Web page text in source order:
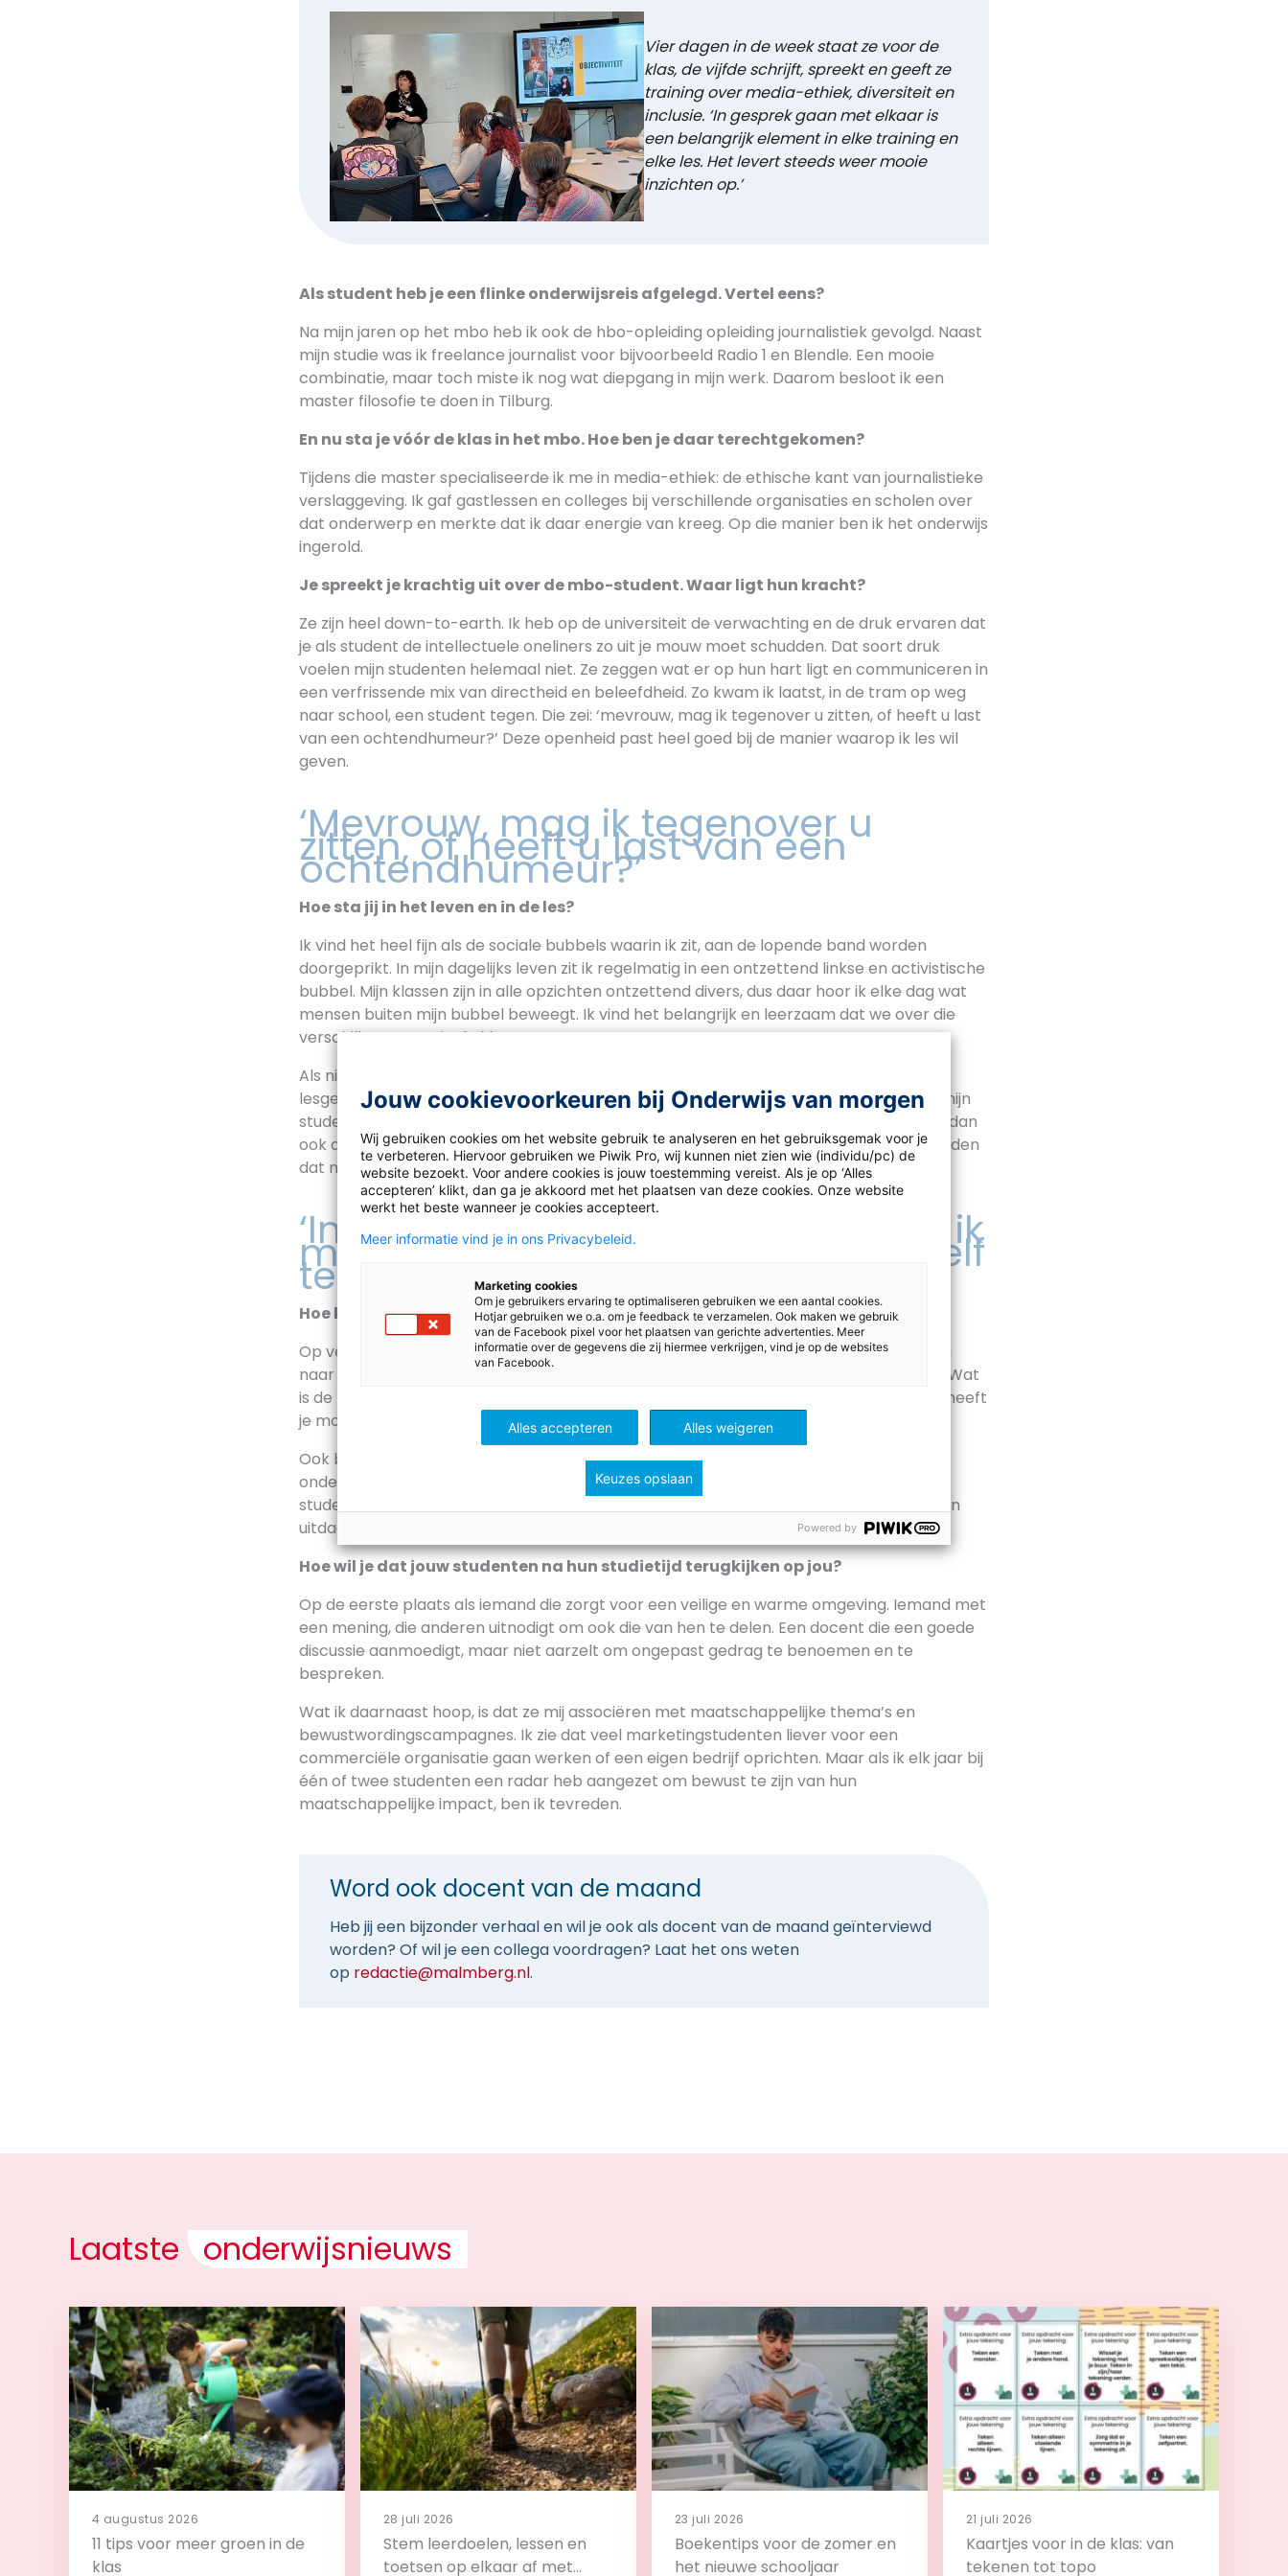
Vier dagen in de week staat ze voor de
klas, de vijfde schrijft, spreekt en geeft ze
training over media-ethiek, diversiteit en
inclusie. ‘In gesprek gaan met elkaar is
een belangrijk element in elke training en
elke les. Het levert steeds weer mooie
inzichten op.’
Als student heb je een flinke onderwijsreis afgelegd. Vertel eens?
Na mijn jaren op het mbo heb ik ook de hbo-opleiding opleiding journalistiek gevolgd. Naast
mijn studie was ik freelance journalist voor bijvoorbeeld Radio 1 en Blendle. Een mooie
combinatie, maar toch miste ik nog wat diepgang in mijn werk. Daarom besloot ik een
master filosofie te doen in Tilburg.
En nu sta je vóór de klas in het mbo. Hoe ben je daar terechtgekomen?
Tijdens die master specialiseerde ik me in media-ethiek: de ethische kant van journalistieke
verslaggeving. Ik gaf gastlessen en colleges bij verschillende organisaties en scholen over
dat onderwerp en merkte dat ik daar energie van kreeg. Op die manier ben ik het onderwijs
ingerold.
Je spreekt je krachtig uit over de mbo-student. Waar ligt hun kracht?
Ze zijn heel down-to-earth. Ik heb op de universiteit de verwachting en de druk ervaren dat
je als student de intellectuele oneliners zo uit je mouw moet schudden. Dat soort druk
voelen mijn studenten helemaal niet. Ze zeggen wat er op hun hart ligt en communiceren in
een verfrissende mix van directheid en beleefdheid. Zo kwam ik laatst, in de tram op weg
naar school, een student tegen. Die zei: ‘mevrouw, mag ik tegenover u zitten, of heeft u last
van een ochtendhumeur?’ Deze openheid past heel goed bij de manier waarop ik les wil
geven.
‘Mevrouw, mag ik tegenover u
zitten, of heeft u last van een
ochtendhumeur?’
Hoe sta jij in het leven en in de les?
Ik vind het heel fijn als de sociale bubbels waarin ik zit, aan de lopende band worden
doorgeprikt. In mijn dagelijks leven zit ik regelmatig in een ontzettend linkse en activistische
bubbel. Mijn klassen zijn in alle opzichten ontzettend divers, dus daar hoor ik elke dag wat
mensen buiten mijn bubbel beweegt. Ik vind het belangrijk en leerzaam dat we over die
verschillen praten in de klas.
Als nieuwe docent ben ik bovendien nog volop mijn eigen weg aan het vinden in het
lesgeven. Ik probeer verschillende methoden uit. Daarbij helpt het mij ontzettend als mijn
studenten zich uit durven spreken over wat voor hen werkt en wat niet. Ik moedig hen dan
ook aan om dat te doen. In de hogere klassen werkt dat best aardig, de eerstejaars vinden
dat nog moeilijk en spannend.
‘In alle vakken die ik geef, probeer ik
mijn studenten kritisch naar zichzelf
te kijken.’
Hoe komen journalistiek en filosofie terug in jouw lessen?
Op verschillende manieren. In alle vakken die ik geef, probeer ik mijn studenten kritisch
naar zichzelf te kijken. Waarom maak je bepaalde keuzes? Waar komen die vandaan? Wat
is de rol van jouw opvoeding en omgeving? Hoe ga je om met anderen? Welke impact heeft
je mobiele telefoon op je leven?
Ook ben ik bezig om vakken over bewustwordingscampagnes te ontwikkelen. Dat
onderwerp heeft een duidelijke link met het bestaande vak burgerschap. Als ik mijn
studenten laat nadenken over manieren waarop je mensen bewust kan maken van een
uitdaging, activeer ik hun maatschappelijke betrokkenheid en kritische denkkracht.
Hoe wil je dat jouw studenten na hun studietijd terugkijken op jou?
Op de eerste plaats als iemand die zorgt voor een veilige en warme omgeving. Iemand met
een mening, die anderen uitnodigt om ook die van hen te delen. Een docent die een goede
discussie aanmoedigt, maar niet aarzelt om ongepast gedrag te benoemen en te
bespreken.
Wat ik daarnaast hoop, is dat ze mij associëren met maatschappelijke thema’s en
bewustwordingscampagnes. Ik zie dat veel marketingstudenten liever voor een
commerciële organisatie gaan werken of een eigen bedrijf oprichten. Maar als ik elk jaar bij
één of twee studenten een radar heb aangezet om bewust te zijn van hun
maatschappelijke impact, ben ik tevreden.
Word ook docent van de maand
Heb jij een bijzonder verhaal en wil je ook als docent van de maand geïnterviewd
worden? Of wil je een collega voordragen? Laat het ons weten
op redactie@malmberg.nl.
Laatste onderwijsnieuws
4 augustus 2026
11 tips voor meer groen in de
klas
28 juli 2026
Stem leerdoelen, lessen en
toetsen op elkaar af met
23 juli 2026
Boekentips voor de zomer en
het nieuwe schooljaar
21 juli 2026
Kaartjes voor in de klas: van
tekenen tot topo
Jouw cookievoorkeuren bij Onderwijs van morgen
Wij gebruiken cookies om het website gebruik te analyseren en het gebruiksgemak voor je
te verbeteren. Hiervoor gebruiken we Piwik Pro, wij kunnen niet zien wie (individu/pc) de
website bezoekt. Voor andere cookies is jouw toestemming vereist. Als je op ‘Alles
accepteren’ klikt, dan ga je akkoord met het plaatsen van deze cookies. Onze website
werkt het beste wanneer je cookies accepteert.
Meer informatie vind je in ons Privacybeleid.
Marketing cookies
Om je gebruikers ervaring te optimaliseren gebruiken we een aantal cookies.
Hotjar gebruiken we o.a. om je feedback te verzamelen. Ook maken we gebruik
van de Facebook pixel voor het plaatsen van gerichte advertenties. Meer
informatie over de gegevens die zij hiermee verkrijgen, vind je op de websites
van Facebook.
Alles accepteren Alles weigeren
Keuzes opslaan
Powered by